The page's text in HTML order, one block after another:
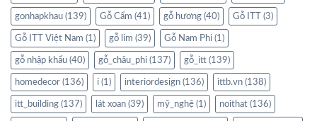
gonhapkhau (139) Gỗ Cẩm (41) gỗ hương (40) Gỗ ITT (3)
Gỗ ITT Việt Nam (1) gỗ lim (39) Gỗ Nam Phi (1)
gỗ nhập khẩu (40) gỗ_châu_phi (137) gỗ_itt (139)
homedecor (136) i (1) interiordesign (136) ittb.vn (138)
itt_building (137) lát xoan (39) mỹ_nghệ (1) noithat (136)